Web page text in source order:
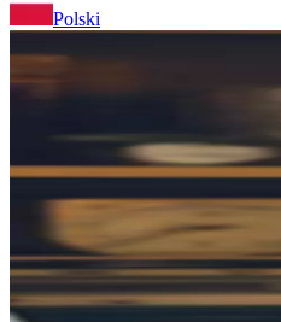
Polski